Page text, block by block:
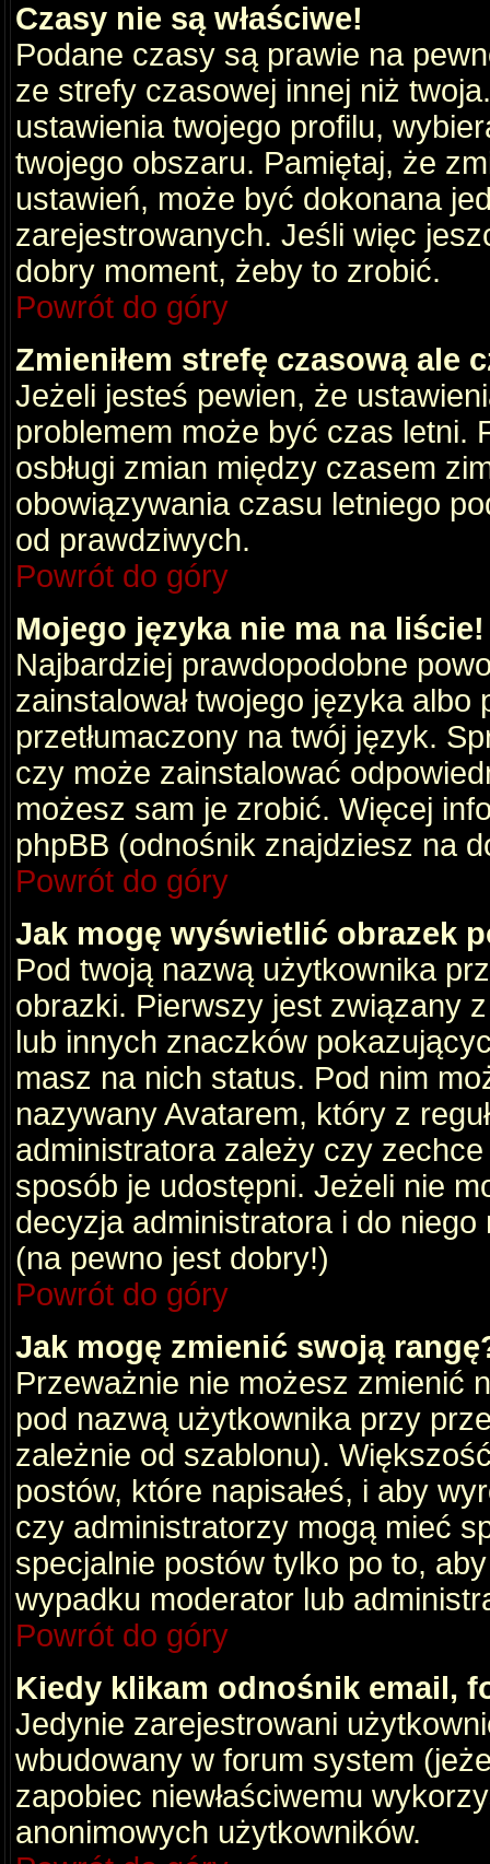
Czasy nie są właściwe!
Podane czasy są prawie na
ze strefy czasowej innej niż
ustawienia twojego profilu,
twojego obszaru. Pamiętaj, że
ustawień, może być dokonana
zarejestrowanych. Jeśli więc
dobry moment, żeby to zrobić.
Powrót do góry
Zmieniłem strefę czasową ale
Jeżeli jesteś pewien, że
problemem może być czas letni.
osbługi zmian między czasem
obowiązywania czasu letniego
od prawdziwych.
Powrót do góry
Mojego języka nie ma na liście!
Najbardziej prawdopodobne
zainstalował twojego języka albo
przetłumaczony na twój język.
czy może zainstalować
możesz sam je zrobić. Więcej
phpBB (odnośnik znajdziesz na
Powrót do góry
Jak mogę wyświetlić obrazek
Pod twoją nazwą użytkownika
obrazki. Pierwszy jest związany
lub innych znaczków
masz na nich status. Pod nim
nazywany Avatarem, który z
administratora zależy czy
sposób je udostępni. Jeżeli nie
decyzja administratora i do
(na pewno jest dobry!)
Powrót do góry
Jak mogę zmienić swoją
Przeważnie nie możesz zmienić
pod nazwą użytkownika przy
zależnie od szablonu).
postów, które napisałeś, i aby
czy administratorzy mogą mieć
specjalnie postów tylko po to,
wypadku moderator lub
Powrót do góry
Kiedy klikam odnośnik email,
Jedynie zarejestrowani
wbudowany w forum system
zapobiec niewłaściwemu
anonimowych użytkowników.